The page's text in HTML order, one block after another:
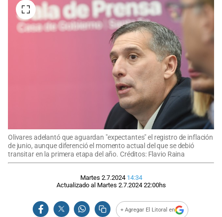
Olivares adelantó que aguardan "expectantes" el registro de inflación
de junio, aunque diferenció el momento actual del que se debió
transitar en la primera etapa del año. Créditos: Flavio Raina
Martes 2.7.2024 14:34
Actualizado al Martes 2.7.2024 22:00hs
+ Agregar El Litoral en